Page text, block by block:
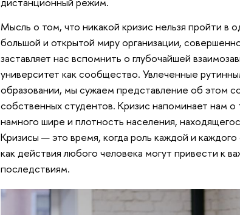
Мысль о том, что никакой кризис нельзя пройти в
большой и открытой миру организации,
заставляет нас вспомнить о глубочайшей
университет как сообщество. Увлеченные
образовании, мы сужаем представление об этом
собственных студентов. Кризис напоминает нам
намного шире и плотность населения,
Кризисы — это время, когда роль каждой и
как действия любого человека могут привести к
последствиям.